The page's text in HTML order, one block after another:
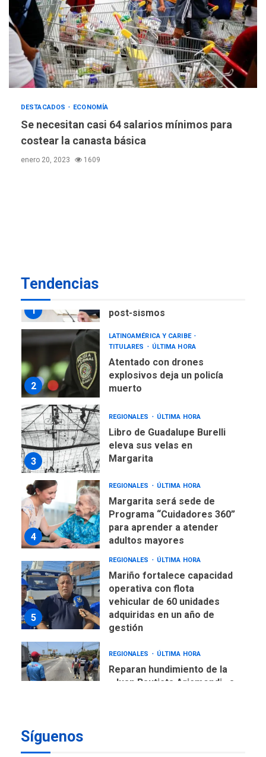
DESTACADOS ECONOMÍA
Se necesitan casi 64 salarios mínimos para
costear la canasta básica
enero 20, 2023 1609
Tendencias
5
REGIONALES ÚLTIMA HORA
Mariño fortalece capacidad
operativa con flota
vehicular de 60 unidades
adquiridas en un año de
gestión
Reparan hundimiento de la
«Juan Bautista Arismendi» a
1
post-sismos
2
LATINOAMÉRICA Y CARIBE
TITULARES
ÚLTIMA HORA
Atentado con drones
explosivos deja un policía
muerto
3
REGIONALES ÚLTIMA HORA
Libro de Guadalupe Burelli
eleva sus velas en
Margarita
4
REGIONALES ÚLTIMA HORA
Margarita será sede de
Programa “Cuidadores 360”
para aprender a atender
adultos mayores
5
REGIONALES ÚLTIMA HORA
Mariño fortalece capacidad
operativa con flota
vehicular de 60 unidades
adquiridas en un año de
gestión
REGIONALES ÚLTIMA HORA
Reparan hundimiento de la
«Juan Bautista Arismendi» a
Síguenos